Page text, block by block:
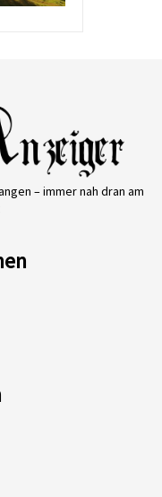
– immer nah dran am